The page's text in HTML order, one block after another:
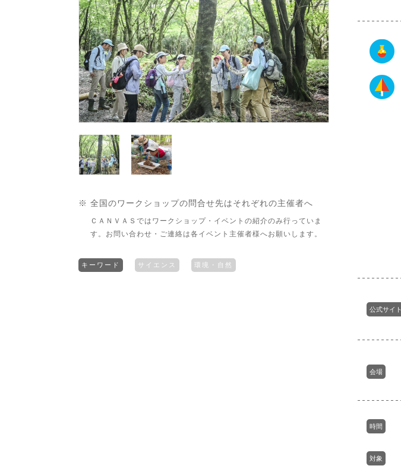
※ 全国のワークショップの問合せ先はそれぞれの主催者へ
ＣＡＮＶＡＳではワークショップ・イベントの紹介のみ行っていま
す。お問い合わせ・ご連絡は各イベント主催者様へお願いします。
キーワード サイエンス 環境・自然
公式サイト
会場
時間
対象